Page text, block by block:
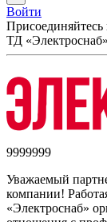
Войти
ТД «Электроснаб»
9999999
Уважаемый
компании!
«Электроснаб»